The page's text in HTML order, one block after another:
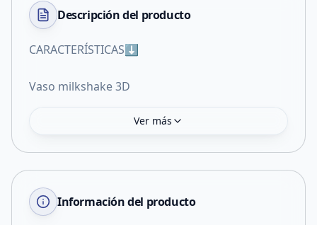
Descripción del producto
CARACTERÍSTICAS⬇️
Vaso milkshake 3D
Ver más
Información del producto